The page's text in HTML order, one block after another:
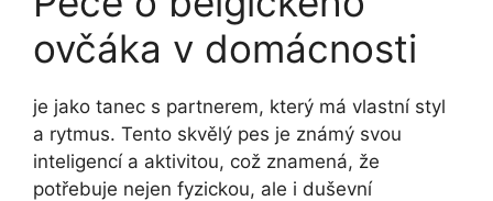
ovčáka‍ v‍ domácnosti
​je ‌jako tanec s partnerem, který má ⁣vlastní styl
a rytmus. Tento ⁣skvělý pes je známý svou
inteligencí a aktivitou, což znamená, že
potřebuje nejen ⁣fyzickou, ale ⁣i duševní